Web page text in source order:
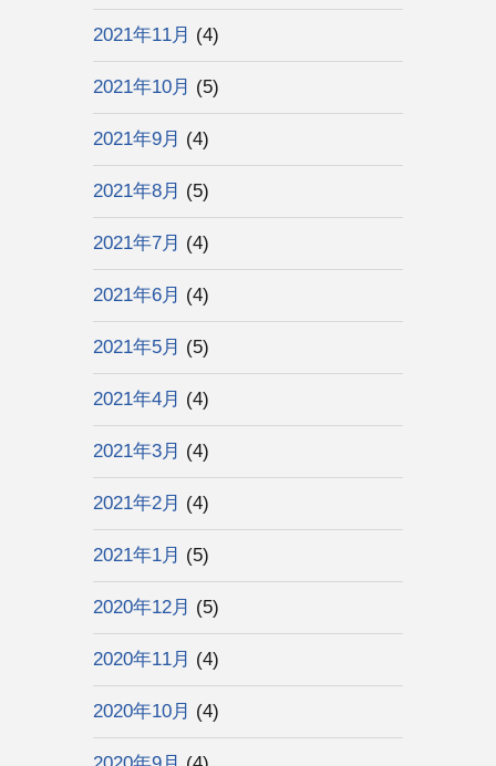
2021年11月 (4)
2021年10月 (5)
2021年9月 (4)
2021年8月 (5)
2021年7月 (4)
2021年6月 (4)
2021年5月 (5)
2021年4月 (4)
2021年3月 (4)
2021年2月 (4)
2021年1月 (5)
2020年12月 (5)
2020年11月 (4)
2020年10月 (4)